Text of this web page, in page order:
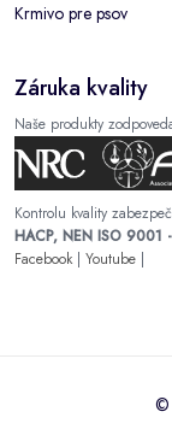
Krmivo pre psov
Záruka kvality
Naše produkty
Kontrolu kvality
HACP, NEN ISO 9001
Facebook| Youtube |
©